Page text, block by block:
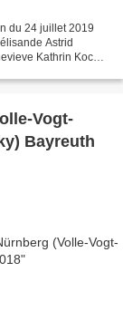
du 24 juillet 2019
Astrid
Kathrin Koch
Vogt-
Bayreuth